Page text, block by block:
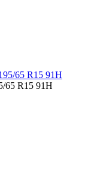
65 R15 91H